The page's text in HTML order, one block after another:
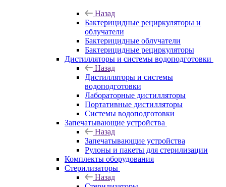
Назад
Бактерицидные рециркуляторы и
облучатели
Бактерицидные облучатели
Бактерицидные рециркуляторы
Дистилляторы и системы водоподготовки
Назад
Дистилляторы и системы
водоподготовки
Лабораторные дистилляторы
Портативные дистилляторы
Системы водоподготовки
Запечатывающие устройства
Назад
Запечатывающие устройства
Рулоны и пакеты для стерилизации
Комплекты оборудования
Стерилизаторы
Назад